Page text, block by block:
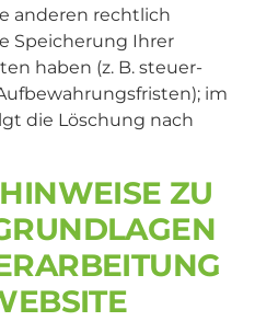
anderen rechtlich
Speicherung Ihrer
haben (z. B. steuer-
im
die Löschung nach
ZU